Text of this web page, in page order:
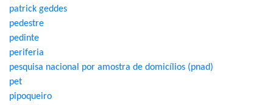
patrick geddes
pedestre
pedinte
periferia
pesquisa nacional por amostra de domicílios (pnad)
pet
pipoqueiro